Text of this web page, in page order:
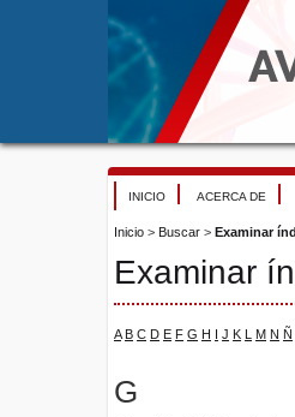
INICIO ACERCA DE
Inicio > Buscar > Examinar
Examinar
A B C D E F G H I J K L M N Ñ
G